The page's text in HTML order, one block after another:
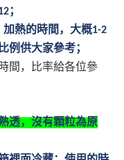
；
熱的時間，大概1-2
供大家參考；
間，比率給各位參
透，沒有顆粒為原